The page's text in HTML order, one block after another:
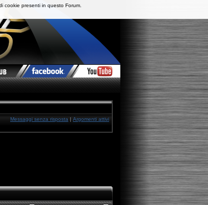
Messaggi senza risposta | Argomenti attivi
cookie presenti in questo Forum.